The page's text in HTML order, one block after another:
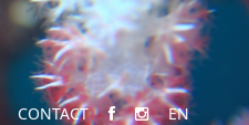
CONTACT EN